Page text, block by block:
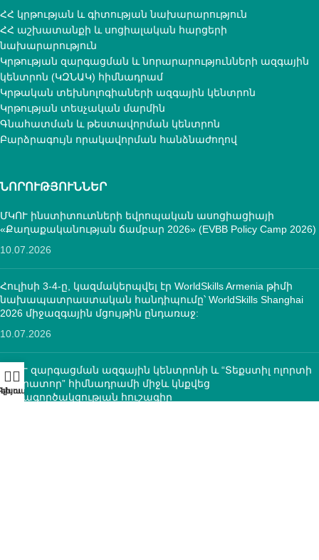
ՀՀ կրթության և գիտության նախարարություն
ՀՀ աշխատանքի և սոցիալական հարցերի
նախարարություն
Կրթության զարգացման և նորարարությունների ազգային
կենտրոն (ԿԶՆԱԿ) հիմնադրամ
Կրթական տեխնոլոգիաների ազգային կենտրոն
Կրթության տեսչական մարմին
Գնահատման և թեստավորման կենտրոն
Բարձրագույն որակավորման հանձնաժողով
ՆՈՐՈՒԹՅՈՒՆՆԵՐ
ՄԿՈՒ ինստիտուտների եվրոպական ասոցիացիայի
«Քաղաքականության ճամբար 2026» (EVBB Policy Camp 2026)
10.07.2026
Հուլիսի 3-4-ը, կազմակերպվել էր WorldSkills Armenia թիմի
նախապատրաստական հանդիպումը՝ WorldSkills Shanghai
2026 միջազգային մցույթին ընդառաջ:
10.07.2026
ՄԿՈՒ զարգացման ազգային կենտրոնի և “Տեքստիլ ոլորտի
օպերատոր” հիմնադրամի միջև կնքվեց
համագործակցության հուշագիր